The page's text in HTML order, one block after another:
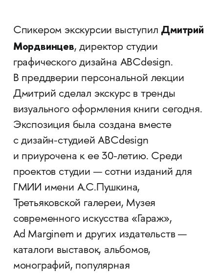
Спикером экскурсии выступил Дмитрий
Мордвинцев, директор студии
графического дизайна ABCdesign.
В преддверии персональной лекции
Дмитрий сделал экскурс в тренды
визуального оформления книги сегодня.
Экспозиция была создана вместе
с дизайн-студией ABCdesign
и приурочена к ее 30-летию. Среди
проектов студии — сотни изданий для
ГМИИ имени А.С.Пушкина,
Третьяковской галереи, Музея
современного искусства «Гараж»,
Ad Marginem и других издательств —
каталоги выставок, альбомов,
монографий, популярная